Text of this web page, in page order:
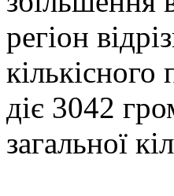
регіон
діє 3042
загальної